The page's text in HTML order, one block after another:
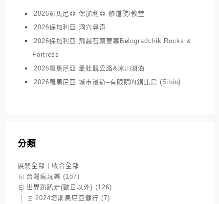
2026羅馬尼亞-保加利亞 修道院/教堂
2026保加利亞 洞穴尋奇
2026保加利亞 飛越石頭要塞Belogradchik Rocks &
Fortress
2026羅馬尼亞 最壯觀公路&冰川湖泊
2026羅馬尼亞 城市漫遊–有眼睛的錫比烏 (Sibiu)
分類
展開全部
收合全部
台灣瘋玩樂 (187)
世界趴趴走(歐日以外) (126)
2024塔斯馬尼亞健行 (7)